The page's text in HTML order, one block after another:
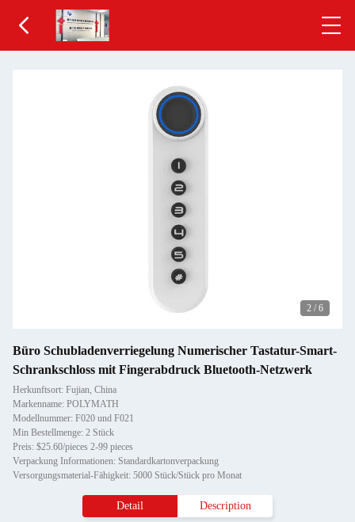
2 / 6
Büro Schubladenverriegelung Numerischer Tastatur-Smart-
Schrankschloss mit Fingerabdruck Bluetooth-Netzwerk
Herkunftsort: Fujian, China
Markenname: POLYMATH
Modellnummer: F020 und F021
Min Bestellmenge: 2 Stück
Preis: $25.60/pieces 2-99 pieces
Verpackung Informationen: Standardkartonverpackung
Versorgungsmaterial-Fähigkeit: 5000 Stück/Stück pro Monat
Detail Description